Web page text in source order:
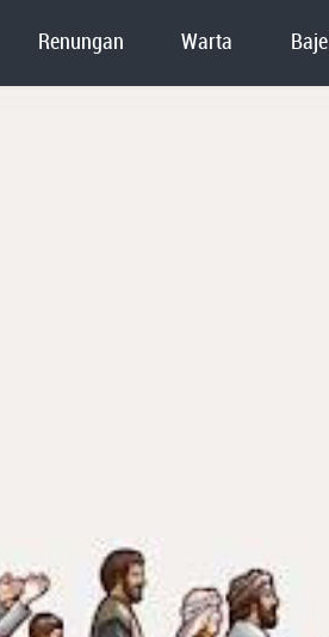
Renungan Warta